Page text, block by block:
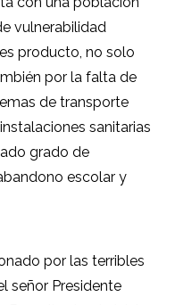
vulnerabilidad
producto, no solo
por la falta de
de transporte
sanitarias
grado de
escolar y
por las terribles
señor Presidente